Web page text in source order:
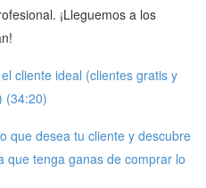
¡Lleguemos a los
cliente ideal (clientes gratis y
(34:20)
que desea tu cliente y descubre
que tenga ganas de comprar lo